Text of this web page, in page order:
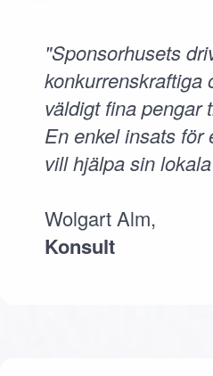
"Sponsorhusets
konkurrenskraftiga
väldigt fina pengar
En enkel insats för
vill hjälpa sin
Wolgart Alm,
Konsult